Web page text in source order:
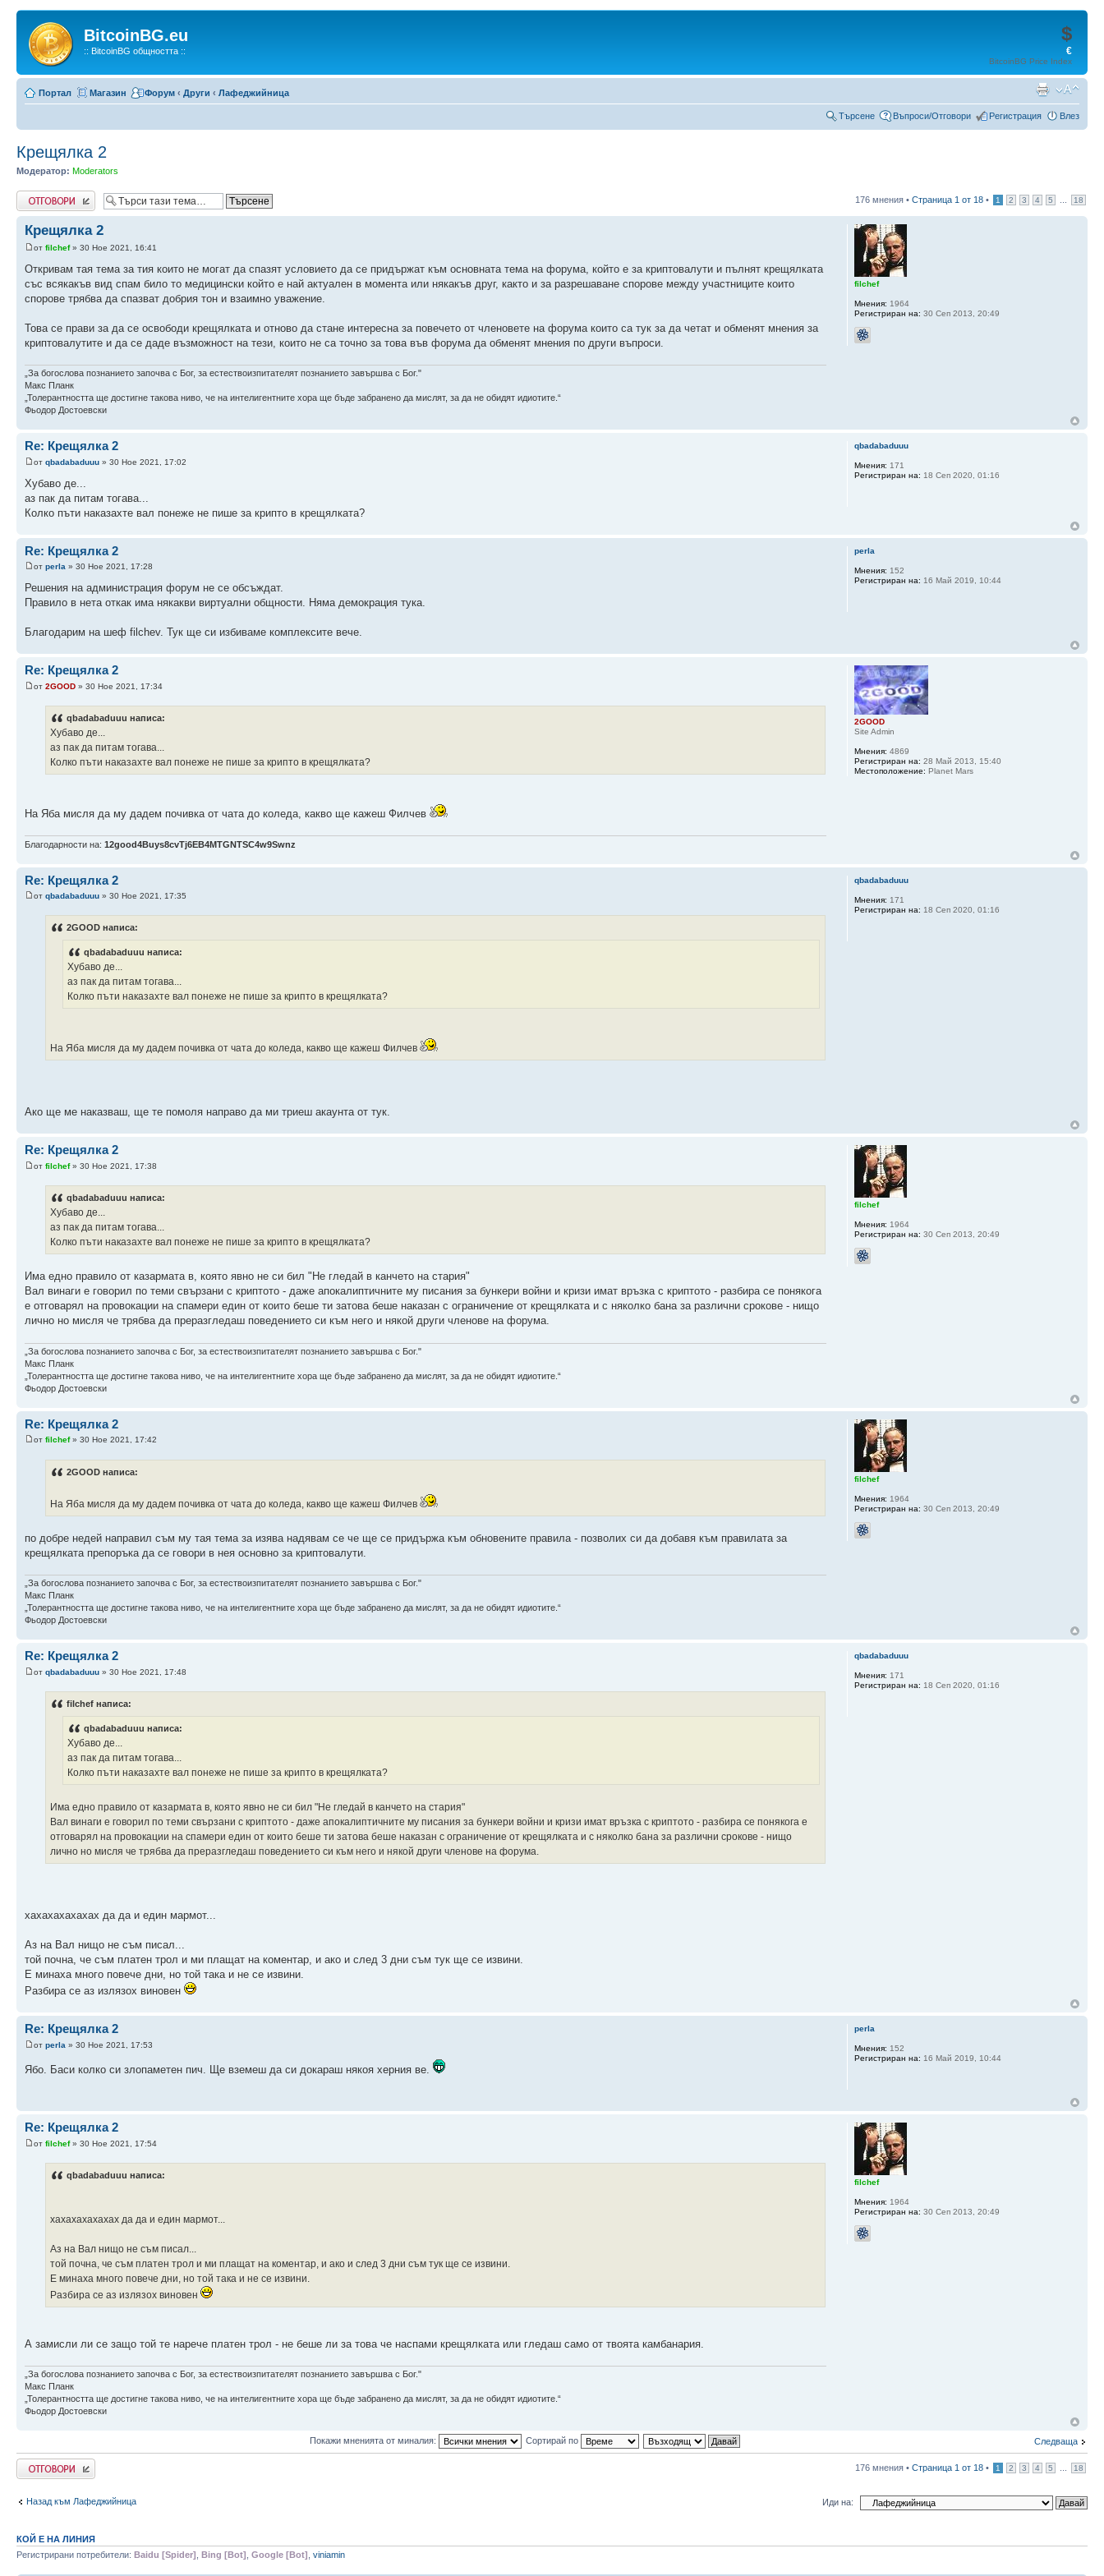
BitcoinBG.eu
:: BitcoinBG общността ::
$
€
BitcoinBG Price Index
Портал Магазин Форум ‹ Други ‹ Лафеджийница
Търсене Въпроси/Отговори Регистрация Влез
Крещялка 2
Модератор: Moderators
Напиши коментар 176 мнения • Страница 1 от 18 • 1 2 3 4 5 18
Крещялка 2
от filchef» 30 Ное 2021, 16:41
Откривам тая тема за тия които не могат да спазят условието да се придържат към основната тема на форума, който е за криптовалути и пълнят крещялката
със всякакъв вид спам било то медицински който е най актуален в момента или някакъв друг, както и за разрешаване спорове между участниците които
спорове трябва да спазват добрия тон и взаимно уважение.
Това се прави за да се освободи крещялката и отново да стане интересна за повечето от членовете на форума които са тук за да четат и обменят мнения за
криптовалутите и да се даде възможност на тези, които не са точно за това във форума да обменят мнения по други въпроси.
„За богослова познанието започва с Бог, за естествоизпитателят познанието завършва с Бог."
Макс Планк
„Толерантността ще достигне такова ниво, че на интелигентните хора ще бъде забранено да мислят, за да не обидят идиотите.“
Фьодор Достоевски
filchef
Мнения: 1964
Регистриран на: 30 Сеп 2013, 20:49
Re: Крещялка 2
от qbadabaduuu » 30 Ное 2021, 17:02
Хубаво де...
аз пак да питам тогава...
Колко пъти наказахте вал понеже не пише за крипто в крещялката?
qbadabaduuu
Мнения: 171
Регистриран на: 18 Сеп 2020, 01:16
Re: Крещялка 2
от perla » 30 Ное 2021, 17:28
Решения на администрация форум не се обсъждат.
Правило в нета откак има някакви виртуални общности. Няма демокрация тука.
Благодарим на шеф filchev. Тук ще си избиваме комплексите вече.
perla
Мнения: 152
Регистриран на: 16 Май 2019, 10:44
Re: Крещялка 2
от 2GOOD » 30 Ное 2021, 17:34
qbadabaduuu написа:
Хубаво де...
аз пак да питам тогава...
Колко пъти наказахте вал понеже не пише за крипто в крещялката?
На Яба мисля да му дадем почивка от чата до коледа, какво ще кажеш Филчев
Благодарности на: 12good4Buys8cvTj6EB4MTGNTSC4w9Swnz
2GOOD
Site Admin
Мнения: 4869
Регистриран на: 28 Май 2013, 15:40
Местоположение: Planet Mars
Re: Крещялка 2
от qbadabaduuu » 30 Ное 2021, 17:35
2GOOD написа:
qbadabaduuu написа:
Хубаво де...
аз пак да питам тогава...
Колко пъти наказахте вал понеже не пише за крипто в крещялката?
На Яба мисля да му дадем почивка от чата до коледа, какво ще кажеш Филчев
Ако ще ме наказваш, ще те помоля направо да ми триеш акаунта от тук.
qbadabaduuu
Мнения: 171
Регистриран на: 18 Сеп 2020, 01:16
Re: Крещялка 2
от filchef» 30 Ное 2021, 17:38
qbadabaduuu написа:
Хубаво де...
аз пак да питам тогава...
Колко пъти наказахте вал понеже не пише за крипто в крещялката?
Има едно правило от казармата в, която явно не си бил "Не гледай в канчето на стария"
Вал винаги е говорил по теми свързани с криптото - даже апокалиптичните му писания за бункери войни и кризи имат връзка с криптото - разбира се понякога
е отговарял на провокации на спамери един от които беше ти затова беше наказан с ограничение от крещялката и с няколко бана за различни срокове - нищо
лично но мисля че трябва да преразгледаш поведението си към него и някой други членове на форума.
„За богослова познанието започва с Бог, за естествоизпитателят познанието завършва с Бог."
Макс Планк
„Толерантността ще достигне такова ниво, че на интелигентните хора ще бъде забранено да мислят, за да не обидят идиотите.“
Фьодор Достоевски
filchef
Мнения: 1964
Регистриран на: 30 Сеп 2013, 20:49
Re: Крещялка 2
от filchef» 30 Ное 2021, 17:42
2GOOD написа:
На Яба мисля да му дадем почивка от чата до коледа, какво ще кажеш Филчев
по добре недей направил съм му тая тема за изява надявам се че ще се придържа към обновените правила - позволих си да добавя към правилата за
крещялката препоръка да се говори в нея основно за криптовалути.
„За богослова познанието започва с Бог, за естествоизпитателят познанието завършва с Бог."
Макс Планк
„Толерантността ще достигне такова ниво, че на интелигентните хора ще бъде забранено да мислят, за да не обидят идиотите.“
Фьодор Достоевски
filchef
Мнения: 1964
Регистриран на: 30 Сеп 2013, 20:49
Re: Крещялка 2
от qbadabaduuu » 30 Ное 2021, 17:48
filchef написа:
qbadabaduuu написа:
Хубаво де...
аз пак да питам тогава...
Колко пъти наказахте вал понеже не пише за крипто в крещялката?
Има едно правило от казармата в, която явно не си бил "Не гледай в канчето на стария"
Вал винаги е говорил по теми свързани с криптото - даже апокалиптичните му писания за бункери войни и кризи имат връзка с криптото - разбира се понякога е
отговарял на провокации на спамери един от които беше ти затова беше наказан с ограничение от крещялката и с няколко бана за различни срокове - нищо
лично но мисля че трябва да преразгледаш поведението си към него и някой други членове на форума.
хахахахахахах да да и един мармот...
Аз на Вал нищо не съм писал...
той почна, че съм платен трол и ми плащат на коментар, и ако и след 3 дни съм тук ще се извини.
Е минаха много повече дни, но той така и не се извини.
Разбира се аз излязох виновен
qbadabaduuu
Мнения: 171
Регистриран на: 18 Сеп 2020, 01:16
Re: Крещялка 2
от perla » 30 Ное 2021, 17:53
Ябо. Баси колко си злопаметен пич. Ще вземеш да си докараш някоя херния ве.
perla
Мнения: 152
Регистриран на: 16 Май 2019, 10:44
Re: Крещялка 2
от filchef» 30 Ное 2021, 17:54
qbadabaduuu написа:
хахахахахахах да да и един мармот...
Аз на Вал нищо не съм писал...
той почна, че съм платен трол и ми плащат на коментар, и ако и след 3 дни съм тук ще се извини.
Е минаха много повече дни, но той така и не се извини.
Разбира се аз излязох виновен
А замисли ли се защо той те нарече платен трол - не беше ли за това че наспами крещялката или гледаш само от твоята камбанария.
„За богослова познанието започва с Бог, за естествоизпитателят познанието завършва с Бог."
Макс Планк
„Толерантността ще достигне такова ниво, че на интелигентните хора ще бъде забранено да мислят, за да не обидят идиотите.“
Фьодор Достоевски
filchef
Мнения: 1964
Регистриран на: 30 Сеп 2013, 20:49
Следваща
Покажи мненията от миналия: Сортирай по
Напиши коментар 176 мнения • Страница 1 от 18 • 1 2 3 4 5 ... 18
Назад към Лафеджийница Иди на:
КОЙ Е НА ЛИНИЯ
Регистрирани потребители: Baidu [Spider] , Bing [Bot] , Google [Bot] , viniamin